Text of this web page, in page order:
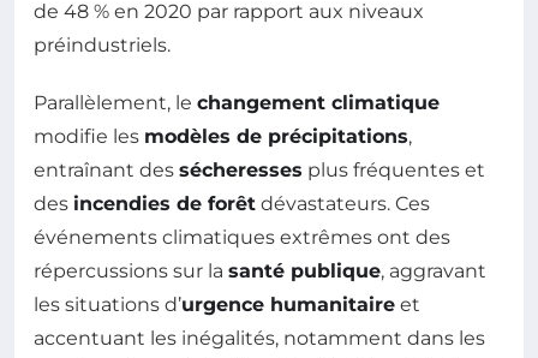
de 48 % en 2020 par rapport aux niveaux
préindustriels.
Parallèlement, le changement climatique
modifie les modèles de précipitations,
entraînant des sécheresses plus fréquentes et
des incendies de forêt dévastateurs. Ces
événements climatiques extrêmes ont des
répercussions sur la santé publique, aggravant
les situations d’urgence humanitaire et
accentuant les inégalités, notamment dans les